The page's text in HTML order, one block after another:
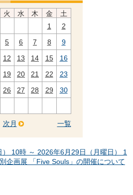
火 水 木 金
土
1
2
5 6 7 8
9
12 13 14 15
16
19 20 21 22
23
26 27 28 29
30
一覧
次月
10時 ～ 2026年6月29日（月曜日） 1
企画展 「Five Souls」の開催について